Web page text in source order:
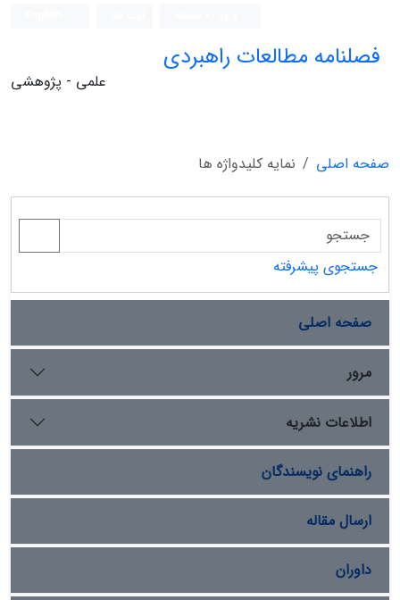
فصلنامه مطالعات راهبردی
علمی - پژوهشی
صفحه اصلی نمایه کلیدواژه ها
جستجوی پیشرفته
صفحه اصلی
مرور
اطلاعات نشریه
راهنمای نویسندگان
ارسال مقاله
داوران